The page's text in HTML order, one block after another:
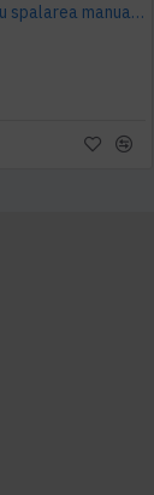
Detergent pentru spalarea manuala a pardoselilor, Dilutie 1:100, Floor Shine Manual, Konga, 5L